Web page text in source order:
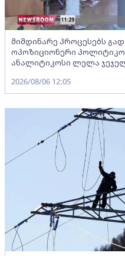
მიმდინარე პროცესებს
ოპოზიციონერი
ანალიტიკოსი ლელა
2026/08/06 12:05